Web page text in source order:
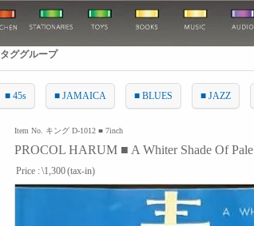
タググループ
■ 45s ■ JAMAICA ■ BLUES ■ JAZZ
Item No. キング D-1012 ■ 7inch
PROCOL HARUM ■ A Whiter Shade Of Pale
Price :\1,300(tax-in)